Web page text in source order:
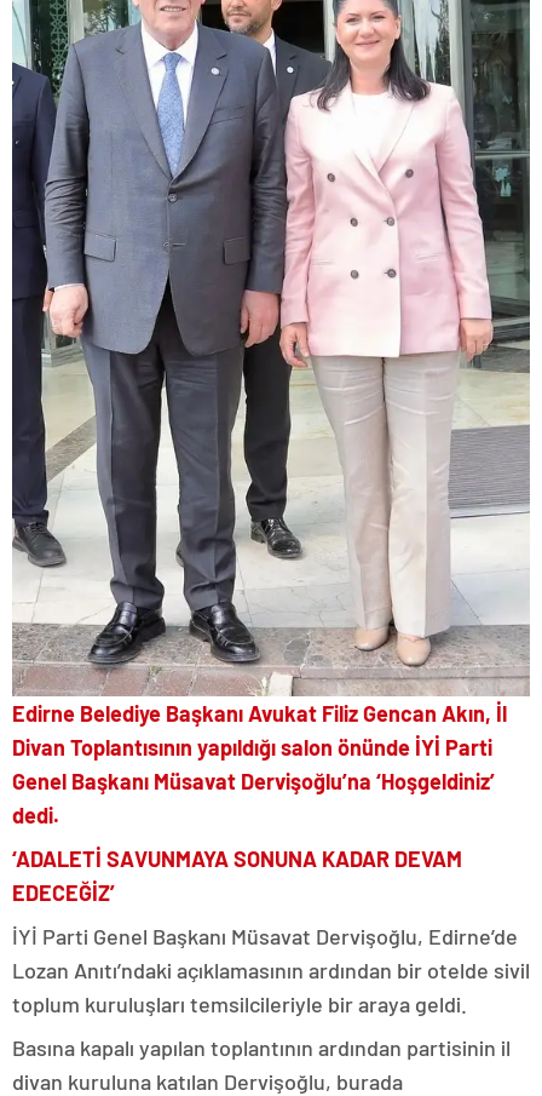
Edirne Belediye Başkanı Avukat Filiz Gencan Akın, İl
Divan Toplantısının yapıldığı salon önünde İYİ Parti
Genel Başkanı Müsavat Dervişoğlu’na ‘Hoşgeldiniz’
dedi.
‘ADALETİ SAVUNMAYA SONUNA KADAR DEVAM
EDECEĞİZ’
İYİ Parti Genel Başkanı Müsavat Dervişoğlu, Edirne’de
Lozan Anıtı’ndaki açıklamasının ardından bir otelde sivil
toplum kuruluşları temsilcileriyle bir araya geldi.
Basına kapalı yapılan toplantının ardından partisinin il
divan kuruluna katılan Dervişoğlu, burada